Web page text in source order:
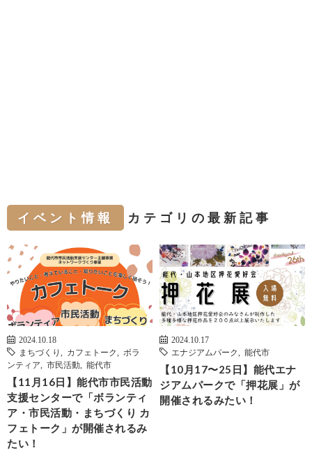
イベント情報 カテゴリの最新記事
2024.10.18
まちづくり
カフェトーク
ボラ
ンティア
市民活動 能代市
【11月16日】能代市市民活動
支援センターで「ボランティ
ア・市民活動・まちづくり カ
フェトーク」が開催されるみ
たい！
2024.10.17
エナジアムパーク
能代市
【10月17〜25日】能代エナ
ジアムパークで「押花展」が
開催されるみたい！